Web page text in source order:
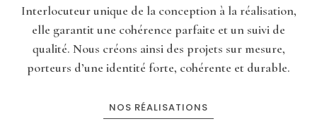
Interlocuteur unique de la conception à la réalisation,
elle garantit une cohérence parfaite et un suivi de
qualité. Nous créons ainsi des projets sur mesure,
porteurs d’une identité forte, cohérente et durable.
NOS RÉALISATIONS